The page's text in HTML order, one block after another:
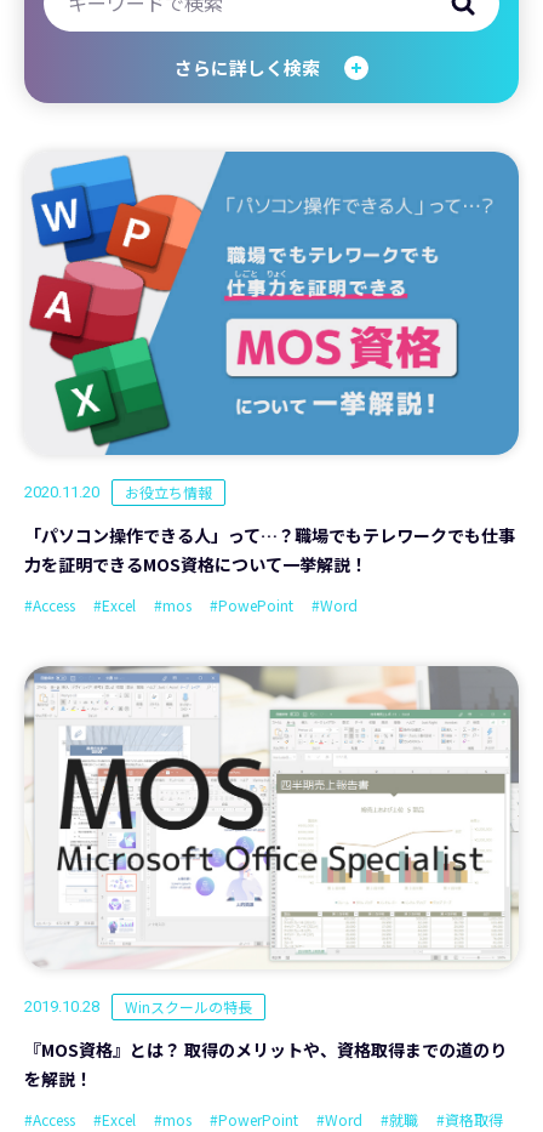
さらに詳しく検索
2020.11.20 お役立ち情報
「パソコン操作できる人」って…？職場でもテレワークでも仕事
力を証明できるMOS資格について一挙解説！
#Access #Excel #mos #PowePoint #Word
2019.10.28 Winスクールの特長
『MOS資格』とは？ 取得のメリットや、資格取得までの道のり
を解説！
#Access #Excel #mos #PowerPoint #Word #就職
#資格取得